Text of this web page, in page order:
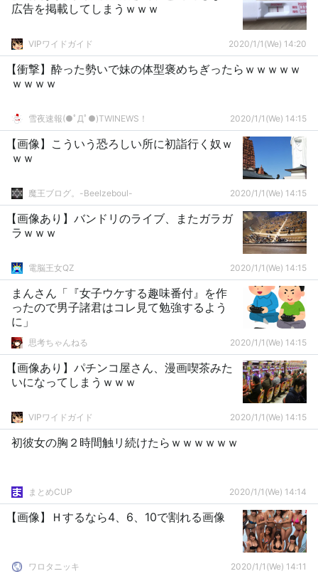
広告を掲載してしまうｗｗｗ
VIPワイドガイド 2020/1/1(We) 14:20
【衝撃】酔った勢いで妹の体型褒めちぎったらｗｗｗｗｗ
ｗｗｗｗ
雪夜速報(●ﾟДﾟ●)TWINEWS！ 2020/1/1(We) 14:15
【画像】こういう恐ろしい所に初詣行く奴ｗ
ｗｗ
魔王ブログ。-Beelzeboul- 2020/1/1(We) 14:15
【画像あり】バンドリのライブ、またガラガ
ラｗｗｗ
電脳王女QZ 2020/1/1(We) 14:15
まんさん「『女子ウケする趣味番付』を作
ったので男子諸君はコレ見て勉強するよう
に」
思考ちゃんねる 2020/1/1(We) 14:15
【画像あり】パチンコ屋さん、漫画喫茶みた
いになってしまうｗｗｗ
VIPワイドガイド 2020/1/1(We) 14:15
初彼女の胸２時間触リ続けたらｗｗｗｗｗｗ
まとめCUP 2020/1/1(We) 14:14
【画像】Ｈするなら4、6、10で割れる画像
ワロタニッキ 2020/1/1(We) 14:11